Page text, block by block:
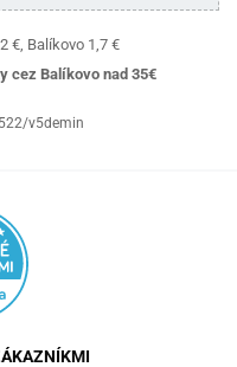
€, Balíkovo 1,7 €
cez Balíkovo nad 35€
v5demin